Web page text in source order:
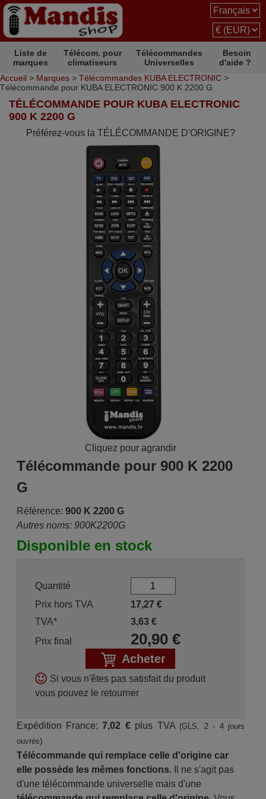
Liste de
marques
Télécom. pour
climatiseurs
Télécommandes
Universelles
Besoin
d'aide ?
Accueil > Marques > Télécommandes KUBA ELECTRONIC >
Télécommande pour KUBA ELECTRONIC 900 K 2200 G
TÉLÉCOMMANDE POUR KUBA ELECTRONIC
900 K 2200 G
Préférez-vous la TÉLÉCOMMANDE D'ORIGINE?
Cliquez pour agrandir
Télécommande pour 900 K 2200
G
Référence: 900 K 2200 G
Autres noms: 900K2200G
Disponible en stock
Quantité
Prix hors TVA
17,27 €
TVA*
3,63€
Prix final
20,90€
Acheter
Si vous n'êtes pas satisfait du produit
vous pouvez le retourner
Expédition France:7,02 €plus TVA (GLS, 2 - 4 jours
ouvrés)
Télécommande qui remplace celle d'origine car
elle possède les mêmes fonctions.Il ne s'agit pas
d'une télécommande universelle mais d'une